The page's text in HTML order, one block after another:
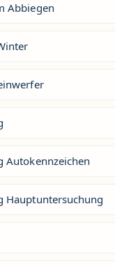
Abbiegen
Autokennzeichen
Hauptuntersuchung